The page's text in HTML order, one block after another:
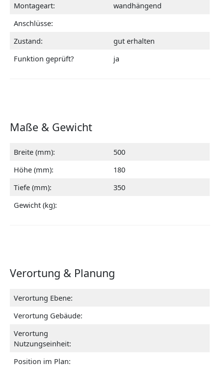
Montageart:
wandhängend
Anschlüsse:
Zustand:
gut erhalten
Funktion geprüft?
ja
Maße & Gewicht
Breite (mm):
500
Höhe (mm):
180
Tiefe (mm):
350
Gewicht (kg):
Verortung & Planung
Verortung Ebene:
Verortung Gebäude:
Verortung
Nutzungseinheit:
Position im Plan: